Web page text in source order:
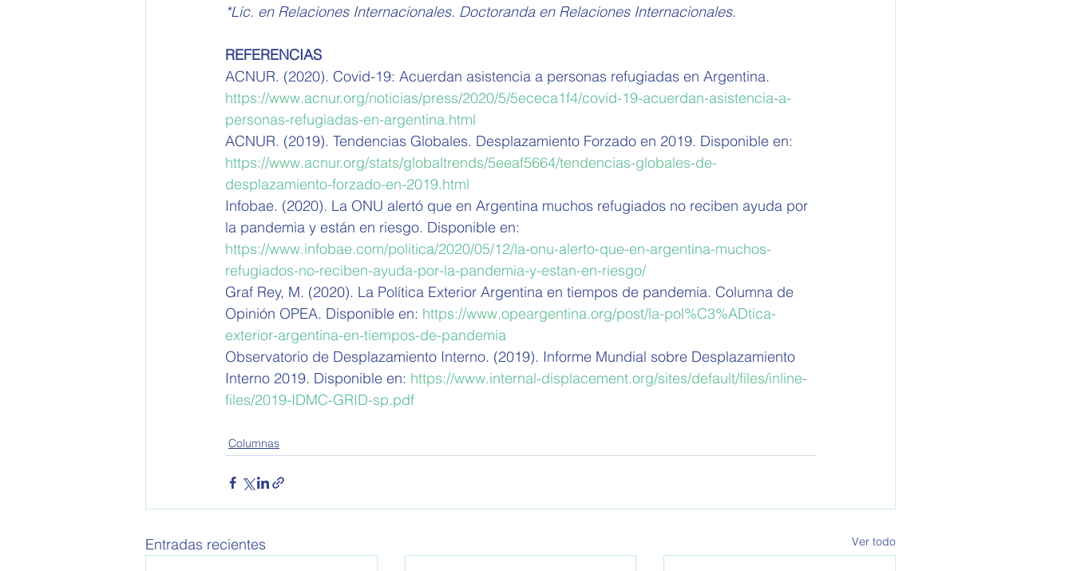
*Lic. en Relaciones Internacionales. Doctoranda en Relaciones Internacionales.
REFERENCIAS
ACNUR. (2020). Covid-19: Acuerdan asistencia a personas refugiadas en Argentina.
https://www.acnur.org/noticias/press/2020/5/5ececa1f4/covid-19-acuerdan-asistencia-a-
personas-refugiadas-en-argentina.html
ACNUR. (2019). Tendencias Globales. Desplazamiento Forzado en 2019. Disponible en:
https://www.acnur.org/stats/globaltrends/5eeaf5664/tendencias-globales-de-
desplazamiento-forzado-en-2019.html
Infobae. (2020). La ONU alertó que en Argentina muchos refugiados no reciben ayuda por
la pandemia y están en riesgo. Disponible en:
https://www.infobae.com/politica/2020/05/12/la-onu-alerto-que-en-argentina-muchos-
refugiados-no-reciben-ayuda-por-la-pandemia-y-estan-en-riesgo/
Graf Rey, M. (2020). La Política Exterior Argentina en tiempos de pandemia. Columna de
Opinión OPEA. Disponible en: https://www.opeargentina.org/post/la-pol%C3%ADtica-
exterior-argentina-en-tiempos-de-pandemia
Observatorio de Desplazamiento Interno. (2019). Informe Mundial sobre Desplazamiento
Interno 2019. Disponible en: https://www.internal-displacement.org/sites/default/files/inline-
files/2019-IDMC-GRID-sp.pdf
Columnas
Entradas recientes Ver todo